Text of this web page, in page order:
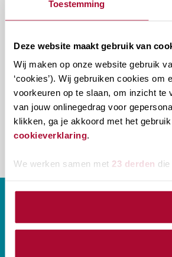
Toestemming
Deze website maakt gebruik van
Wij maken op onze website gebruik
‘cookies’). Wij gebruiken cookies
voorkeuren op te slaan, om inzicht te
van jouw onlinegedrag voor
klikken, ga je akkoord met het
cookieverklaring.
We werken samen met 23 derden
onderwijsaanbod?
Ontvang informatie m.b.t. de
ons onderwijsaanbod? Schrijf je
van het RB? Geef dan in je
aan welke nieuwsbrieven je wil